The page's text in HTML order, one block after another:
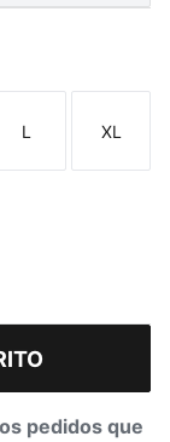
Talla
L
Talla
XL
pedidos que